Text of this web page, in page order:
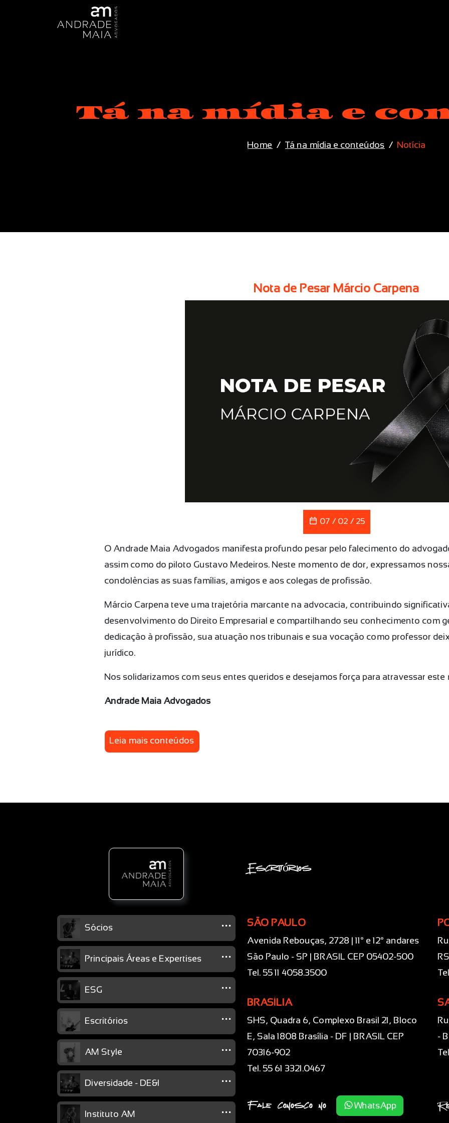
Tá na mídia e
Home Tá na mídia e conteúdos Notícia
Nota de Pesar Márcio Carpena
07 / 02 / 25
O Andrade Maia Advogados manifesta profundo pesar pelo falecimento do
assim como do piloto Gustavo Medeiros. Neste momento de dor, expressamos
condolências as suas famílias, amigos e aos colegas de profissão.
Márcio Carpena teve uma trajetória marcante na advocacia, contribuindo
desenvolvimento do Direito Empresarial e compartilhando seu conhecimento com
dedicação à profissão, sua atuação nos tribunais e sua vocação como professor
jurídico.
Nos solidarizamos com seus entes queridos e desejamos força para atravessar este
Andrade Maia Advogados
Leia mais conteúdos
Sócios ...
Principais Áreas e Expertises ...
ESG ...
Escritórios ...
AM Style ...
Diversidade - DE&I ...
Instituto AM ...
Escritórios
SÃO PAULO
Avenida Rebouças, 2728 | 11° e 12° andares
São Paulo - SP | BRASIL CEP 05402-500
Tel. 55 11 4058.3500
BRASÍLIA
SHS, Quadra 6, Complexo Brasil 21, Bloco
E, Sala 1808 Brasília - DF | BRASIL CEP
70316-902
Tel. 55 61 3321.0467
-
Fale conosco no WhatsApp